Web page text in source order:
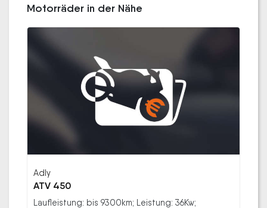
Motorräder in der Nähe
Adly
ATV 450
Laufleistung: bis 9300km; Leistung: 36Kw;